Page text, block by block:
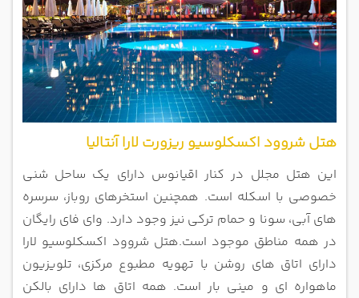
هتل شروود اکسکلوسیو ریزورت لارا آنتالیا
این هتل مجلل در کنار اقیانوس دارای یک ساحل شنی
خصوصی با اسکله است. همچنین استخرهای روباز، سرسره
های آبی، سونا و حمام ترکی نیز وجود دارد. وای فای رایگان
در همه مناطق موجود است.هتل شروود اکسکلوسیو لارا
دارای اتاق های روشن با تهویه مطبوع مرکزی، تلویزیون
ماهواره ای و مینی بار است. همه اتاق ها دارای بالکن